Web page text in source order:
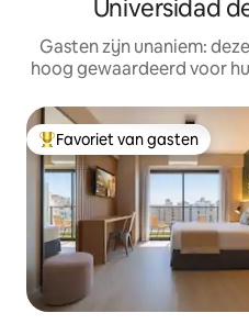
Universidad
Gasten zijn unaniem:
hoog gewaardeerd voor
Topfavoriet van gasten
Favoriet van gasten